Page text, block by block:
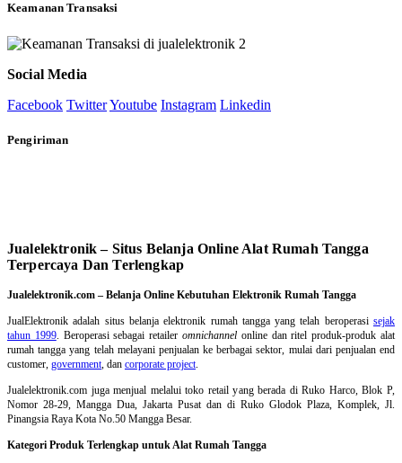
Keamanan Transaksi
Social Media
Facebook TwitterYoutube Instagram Linkedin
Pengiriman
Jualelektronik – Situs Belanja Online Alat Rumah Tangga
Terpercaya Dan Terlengkap
Jualelektronik.com – Belanja Online Kebutuhan Elektronik Rumah Tangga
JualElektronik adalah situs belanja elektronik rumah tanggayang telah beroperasisejak
tahun 1999. Beroperasi sebagai retaileromnichannel online dan ritel produk-produk alat
rumah tangga yang telah melayani penjualan ke berbagai sektor, mulai dari penjualan end
customer, government, dan corporate project.
Jualelektronik.com juga menjual melalui toko retail yang berada di Ruko Harco, Blok P,
Nomor 28-29, Mangga Dua, Jakarta Pusat dan di Ruko Glodok Plaza, Komplek, Jl.
Pinangsia Raya Kota No.50 Mangga Besar.
Kategori Produk Terlengkap untuk Alat Rumah Tangga